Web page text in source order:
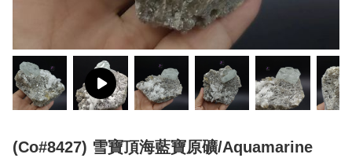
(Co#8427) 雪寶頂海藍寶原礦/Aquamarine